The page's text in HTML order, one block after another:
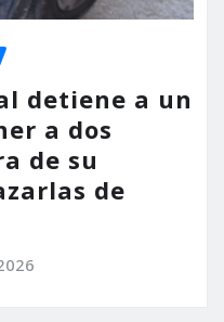
detiene a un
a dos
de su
de